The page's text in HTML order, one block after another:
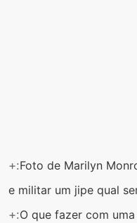
+:Foto de Marilyn
e militar um jipe ​​qual
+:O que fazer com